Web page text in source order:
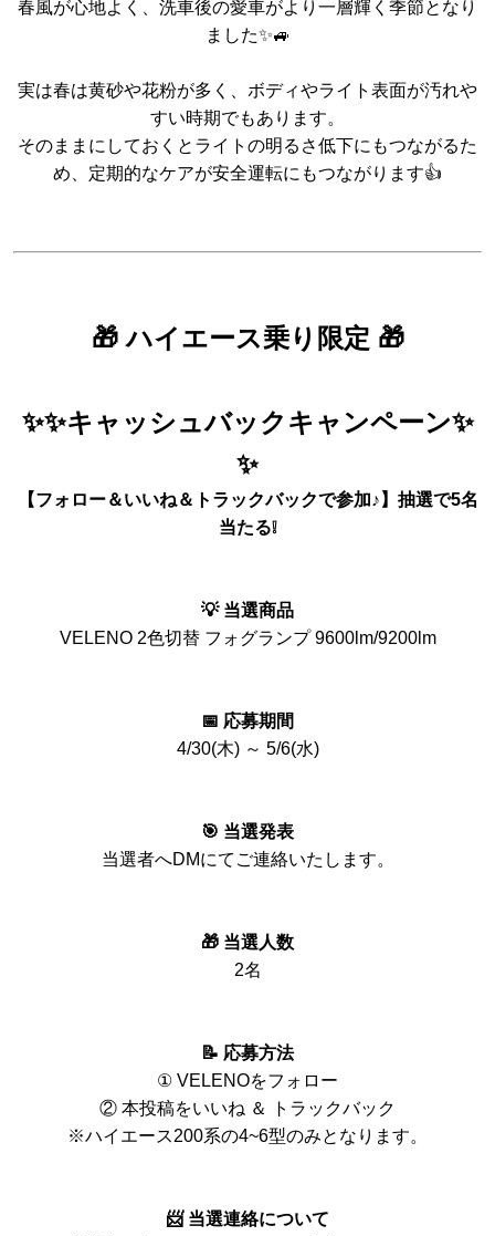
春風が心地よく、洗車後の愛車がより一層輝く季節となり
ました✨🚙
実は春は黄砂や花粉が多く、ボディやライト表面が汚れや
すい時期でもあります。
そのままにしておくとライトの明るさ低下にもつながるた
め、定期的なケアが安全運転にもつながります👍
🎁 ハイエース乗り限定 🎁
✨✨キャッシュバックキャンペーン✨
✨
【フォロー＆いいね＆トラックバックで参加♪】抽選で5名
当たる❕
💡 当選商品
VELENO 2色切替 フォグランプ 9600lm/9200lm
📅 応募期間
4/30(木) ～ 5/6(水)
🎯 当選発表
当選者へDMにてご連絡いたします。
🎁 当選人数
2名
📝 応募方法
① VELENOをフォロー
② 本投稿をいいね ＆
トラックバック
※ハイエース200系の4~6型のみとなります。
📨 当選連絡について